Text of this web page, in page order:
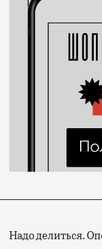
Надо делиться.